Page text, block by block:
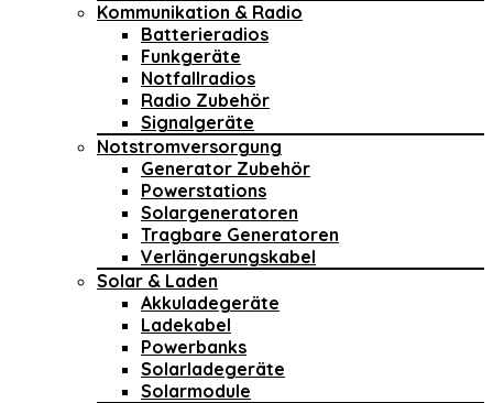
Kommunikation & Radio
Batterieradios
Funkgeräte
Notfallradios
Radio Zubehör
Signalgeräte
Notstromversorgung
Generator Zubehör
Powerstations
Solargeneratoren
Tragbare Generatoren
Verlängerungskabel
Solar & Laden
Akkuladegeräte
Ladekabel
Powerbanks
Solarladegeräte
Solarmodule